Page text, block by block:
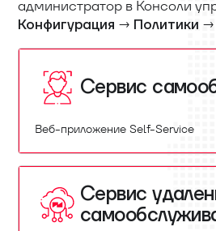
администратор в Консоли
Конфигурация → Политики →
Сервис
Веб-приложение Self-Service
Сервис